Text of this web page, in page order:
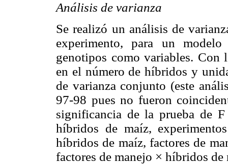
Análisis de varianza
Se realizó un análisis de
experimento, para un
genotipos como variables. Con
en el número de híbridos y
de varianza conjunto (este
97-98 pues no fueron
significancia de la prueba de F
híbridos de maíz,
híbridos de maíz, factores de
factores de manejo × híbridos de